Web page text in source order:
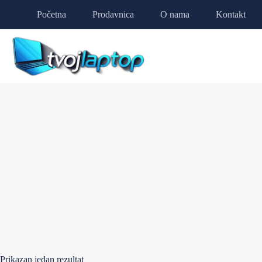
Početna Prodavnica O nama Kontakt
Prikazan jedan rezultat